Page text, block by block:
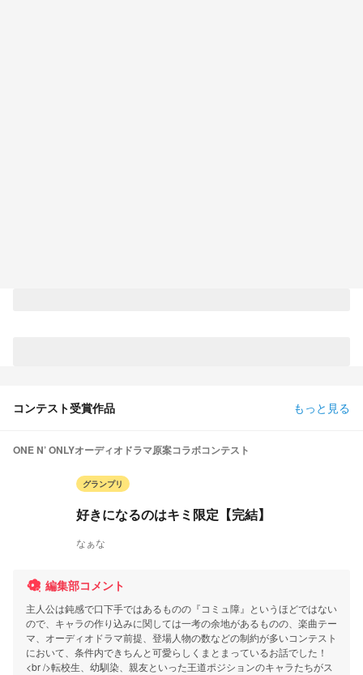
コンテスト受賞作品 もっと見る
ONE N’ ONLYオーディオドラマ原案コラボコンテスト
グランプリ
好きになるのはキミ限定【完結】
なぁな
編集部コメント
主人公は鈍感で口下手ではあるものの『コミュ障』というほどではない
ので、キャラの作り込みに関しては一考の余地があるものの、楽曲テー
マ、オーディオドラマ前提、登場人物の数などの制約が多いコンテスト
において、条件内できちんと可愛らしくまとまっているお話でした！
<br />転校生、幼馴染、親友といった王道ポジションのキャラたちがス